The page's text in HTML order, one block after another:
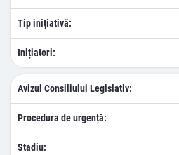
Tip inițiativă:
Inițiatori:
Avizul Consiliului Legislativ:
Procedura de urgență:
Stadiu: